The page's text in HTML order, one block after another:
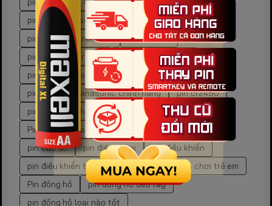
pin cr2025 maxell
pin cr2025 nation power
pin cr2025 panasonic
pin cr2032
pin cr2032 duracell
pin cr2032 maxell
pin CR2032 Panasonic
pin CR2032 Panasonic chính hãng
pin cr2450
pin CR2450 chính hãng
pin CR2450 Maxell
Pin CR2450 Panasonic
pin cửa thông minh
pin cúc áo
pin điện thoại
pin điều khiển
pin điều khiển tivi
pin đồ chơi
pin đồ chơi trẻ em
Pin đồng hồ
pin đồng hồ đeo tay
pin đồng hồ loại nào tốt